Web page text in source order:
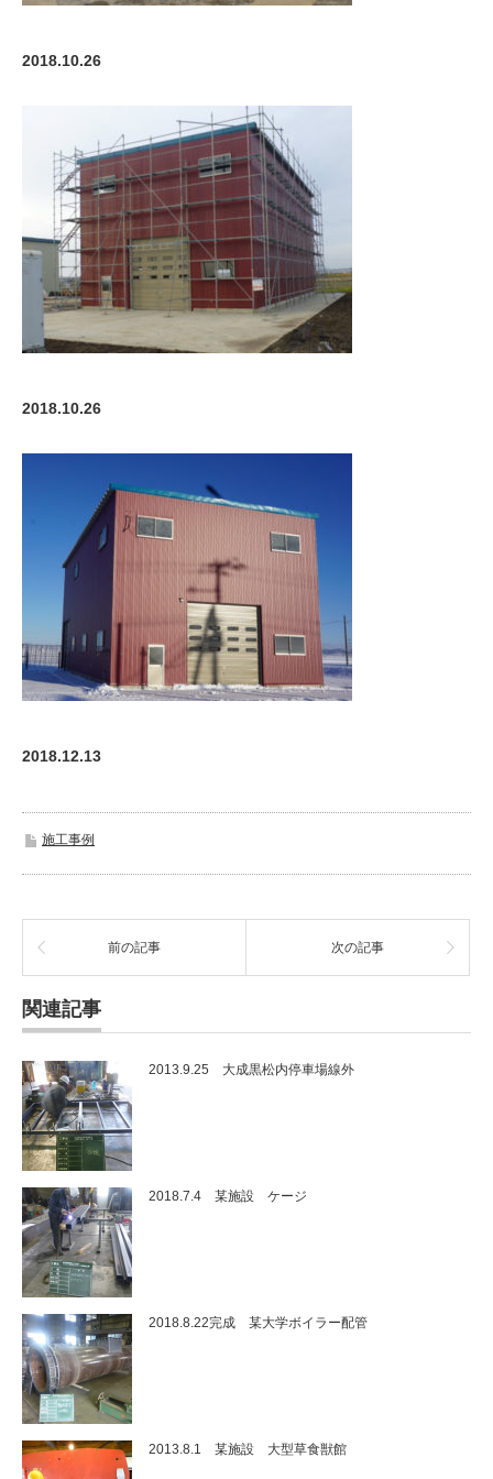
2018.10.26
2018.10.26
2018.12.13
施工事例
前の記事 次の記事
関連記事
2013.9.25 大成黒松内停車場線外
2018.7.4 某施設 ケージ
2018.8.22完成 某大学ボイラー配管
2013.8.1 某施設 大型草食獣館